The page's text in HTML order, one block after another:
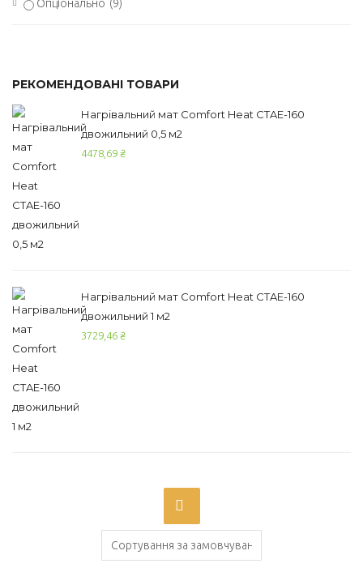
Опціонально (9)
РЕКОМЕНДОВАНІ ТОВАРИ
Нагрівальний мат Comfort Heat CTAE-160
двожильний 0,5 м2
4478,69 ₴
Нагрівальний мат Comfort Heat CTAE-160
двожильний 1 м2
3729,46 ₴
On sale(0)